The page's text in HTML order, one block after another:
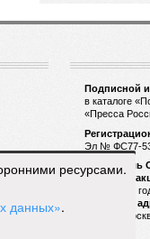
ресурсами.
данных».